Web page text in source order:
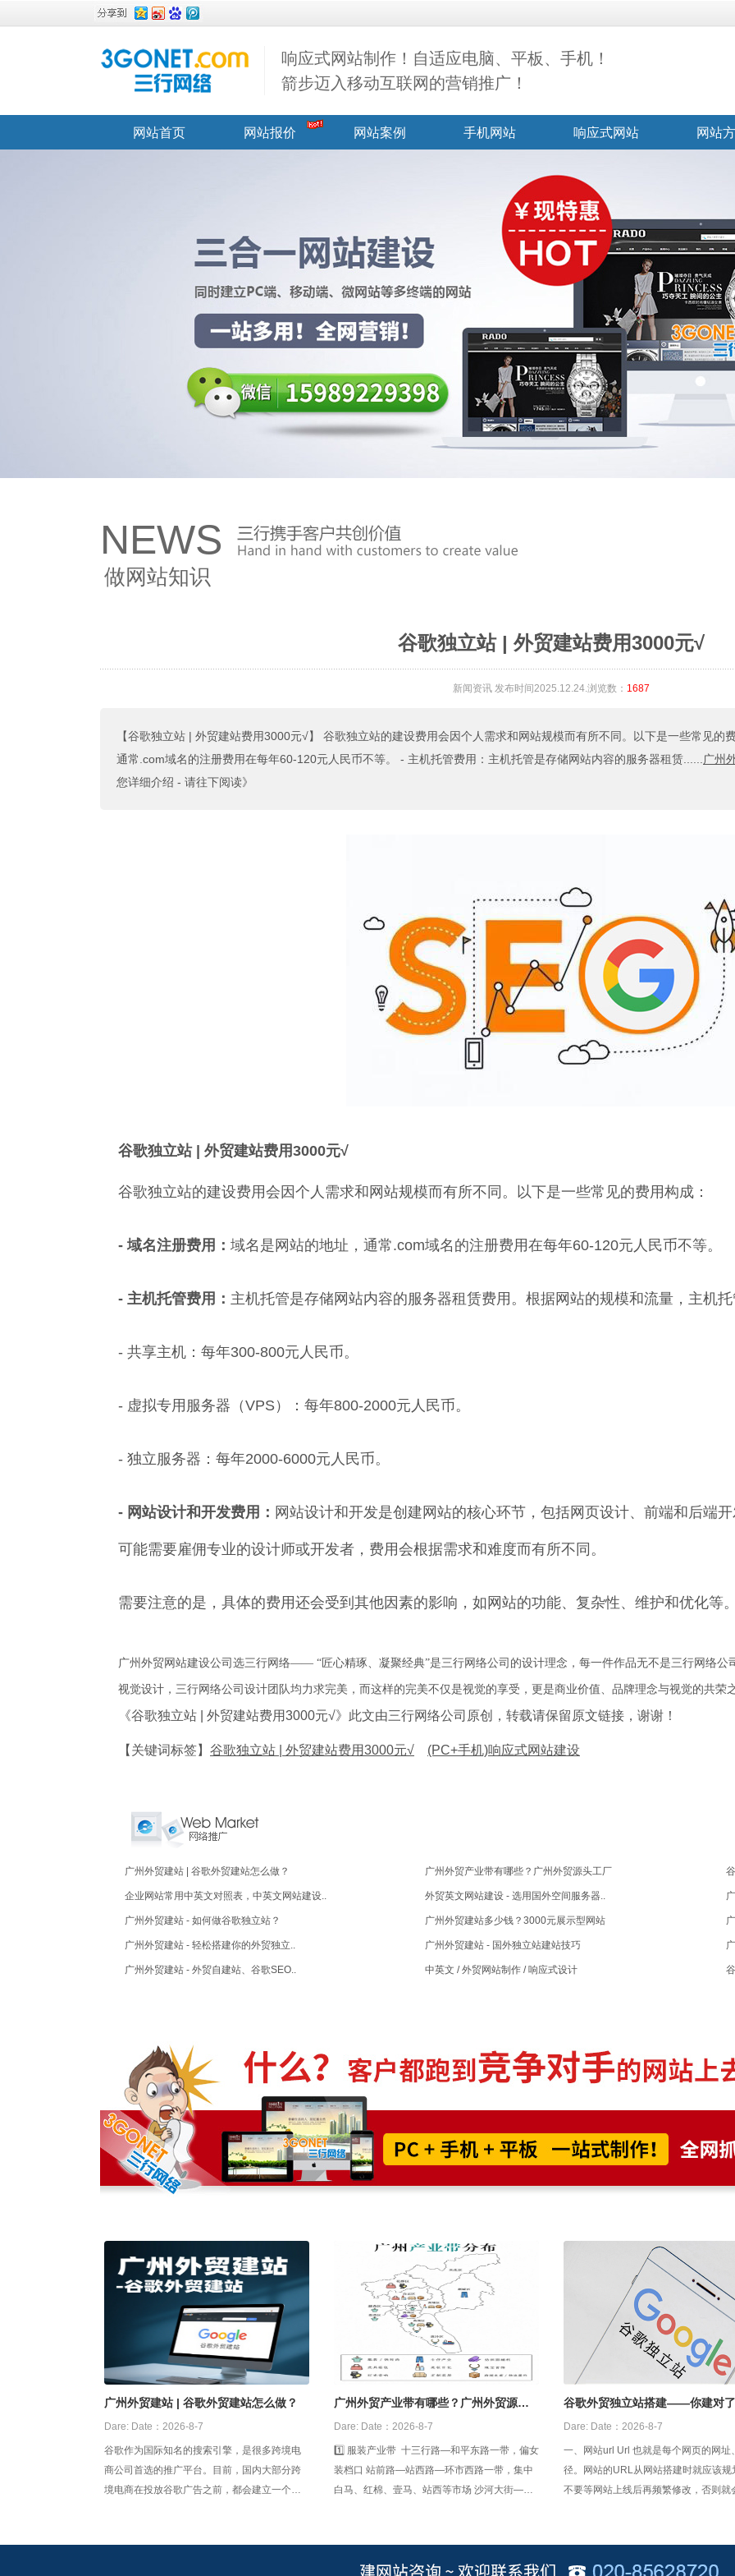
响应式网站制作！自适应电脑、平板、手机！
箭步迈入移动互联网的营销推广！
网站首页 网站报价 网站案例 手机网站 响应式网站 网站
NEWS
做网站知识
谷歌独立站 | 外贸建站费用3000元√
新闻资讯 发布时间2025.12.24.浏览数： 1687
【谷歌独立站 | 外贸建站费用3000元√】
谷歌独立站的建设费用会因个人需求和网站规模而有所不同。以下是一些常见的
通常.com域名的注册费用在每年60-120元人民币不等。 - 主机托管费用：主机托管是存储网站内容的服务器租赁......
广州
您详细介绍 - 请往下阅读》
谷歌独立站 | 外贸建站费用3000元√
谷歌独立站的建设费用会因个人需求和网站规模而有所不同。以下是一些常见的费用构成：
- 域名注册费用： 域名是网站的地址，通常.com域名的注册费用在每年60-120元人民币不等。
- 主机托管费用： 主机托管是存储网站内容的服务器租赁费用。根据网站的规模和流量，主机托
- 共享主机：每年300-800元人民币。
- 虚拟专用服务器（VPS）：每年800-2000元人民币。
- 独立服务器：每年2000-6000元人民币。
- 网站设计和开发费用： 网站设计和开发是创建网站的核心环节，包括网页设计、前端和后端
可能需要雇佣专业的设计师或开发者，费用会根据需求和难度而有所不同。
需要注意的是，具体的费用还会受到其他因素的影响，如网站的功能、复杂性、维护和优化等。
广州外贸网站建设公司选三行网络—— “匠心精琢、凝聚经典”是三行网络公司的设计理念，每一件作品无不是三行网络公
视觉设计，三行网络公司设计团队均力求完美，而这样的完美不仅是视觉的享受，更是商业价值、品牌理念与视觉的共荣
《谷歌独立站 | 外贸建站费用3000元√》此文由三行网络公司原创，转载请保留原文链接，谢谢！
【关键词标签】 谷歌独立站 | 外贸建站费用3000元√ (PC+手机)响应式网站建设
广州外贸建站 | 谷歌外贸建站怎么做？ 广州外贸产业带有哪些？广州外贸源头工厂
企业网站常用中英文对照表，中英文网站建设.. 外贸英文网站建设 - 选用国外空间服务器..
广州外贸建站 - 如何做谷歌独立站？ 广州外贸建站多少钱？3000元展示型网站
广州外贸建站 - 轻松搭建你的外贸独立.. 广州外贸建站 - 国外独立站建站技巧
广州外贸建站 - 外贸自建站、谷歌SEO.. 中英文 / 外贸网站制作 / 响应式设计
广州外贸建站 | 谷歌外贸建站怎么做？
Dare: Date：2026-8-7
谷歌作为国际知名的搜索引擎，是很多跨境电
商公司首选的推广平台。目前，国内大部分跨
境电商在投放谷歌广告之前，都会建立一个外
广州外贸产业带有哪些？广州外贸源头
工厂
Dare: Date：2026-8-7
1️⃣ 服装产业带 十三行路—和平东路一带，偏女
装档口 站前路—站西路—环市西路一带，集中
白马、红棉、壹马、站西等市场 沙河大街—濂
谷歌外贸独立站搭建——你建对了
吗？？
Dare: Date：2026-8-7
一、网站url Url 也就是每个网页的网址、路
径。网站的URL从网站搭建时就应该规
不要等网站上线后再频繁修改，否则就
不要有特殊符号。如